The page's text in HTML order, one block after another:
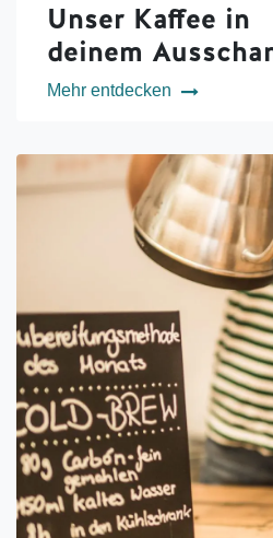
Unser Kaffee in
deinem
Mehr entdecken